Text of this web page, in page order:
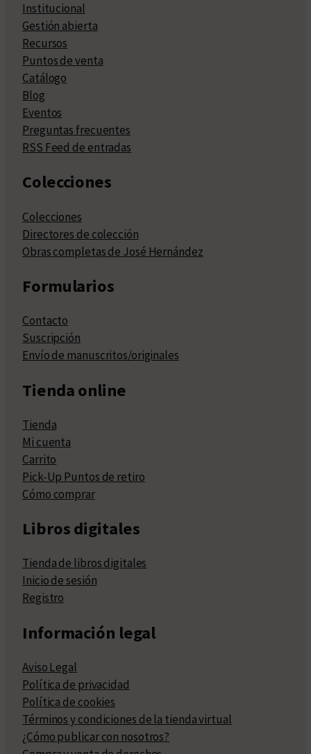
Institucional
Gestión abierta
Recursos
Puntos de venta
Catálogo
Blog
Eventos
Preguntas frecuentes
RSS Feed de entradas
Colecciones
Colecciones
Directores de colección
Obras completas de José Hernández
Formularios
Contacto
Suscripción
Envío de manuscritos/originales
Tienda online
Tienda
Mi cuenta
Carrito
Pick-Up Puntos de retiro
Cómo comprar
Libros digitales
Tienda de libros digitales
Inicio de sesión
Registro
Información legal
Aviso Legal
Política de privacidad
Política de cookies
Términos y condiciones de la tienda virtual
¿Cómo publicar con nosotros?